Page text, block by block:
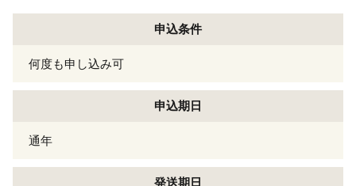
申込条件
何度も申し込み可
申込期日
通年
発送期日